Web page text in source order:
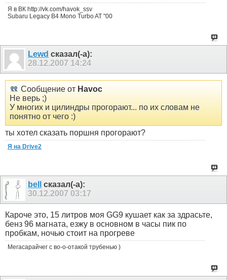
Я в ВК http://vk.com/havok_ssv
Subaru Legacy B4 Mono Turbo AT "00
Lewd сказал(-а):
28.12.2007 14:24
Сообщение от Havoc
Не верь ;)
У многих и цилиндры прогорают... по их словам не
понятно от чего :)
ты хотел сказать поршня прогорают?
Я на Drive2
bell
сказал(-а):
30.12.2007 03:17
Кароче это, 15 литров моя GG9 кушает как за здрасьте,
бенз 96 магната, езжу в основном в часы пик по
пробкам, ночью стоит на прогреве
Мегасарайчег с во-о-отакой трубенью )